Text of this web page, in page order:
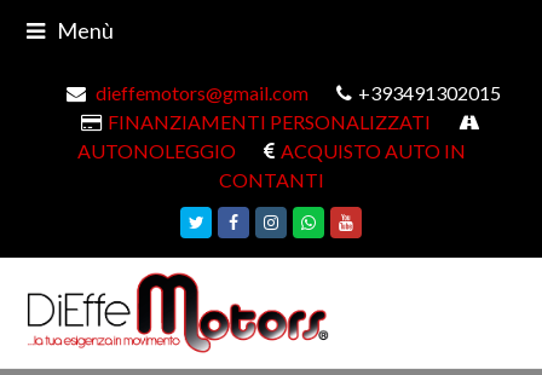
Menù
dieffemotors@gmail.com
+393491302015
FINANZIAMENTI PERSONALIZZATI
AUTONOLEGGIO
ACQUISTO AUTO IN
CONTANTI
TwitterFacebookInstagram
Whatsapp
Youtube